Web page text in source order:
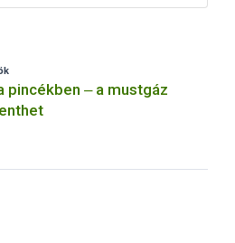
pincékben ‒ a mustgáz